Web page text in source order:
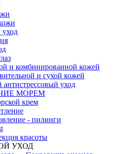
и комбинированной кожей
и сухой кожей
уход
МОРЕМ
крем
- пилинги
красоты
УХОД